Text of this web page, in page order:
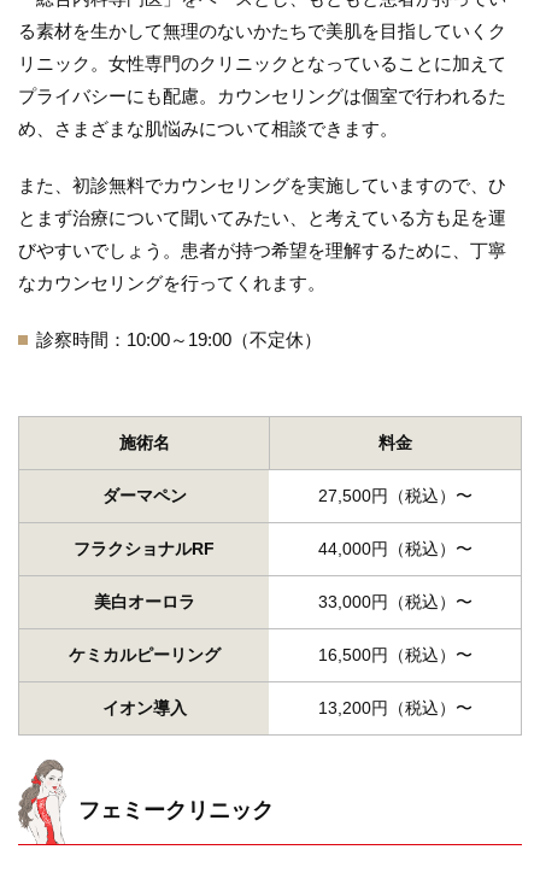
る素材を生かして無理のないかたちで美肌を目指していくク
リニック。女性専門のクリニックとなっていることに加えて
プライバシーにも配慮。カウンセリングは個室で行われるた
め、さまざまな肌悩みについて相談できます。
また、初診無料でカウンセリングを実施していますので、ひ
とまず治療について聞いてみたい、と考えている方も足を運
びやすいでしょう。患者が持つ希望を理解するために、丁寧
なカウンセリングを行ってくれます。
診察時間：10:00～19:00（不定休）
施術名 料金
ダーマペン 27,500円（税込）〜
フラクショナルRF 44,000円（税込）〜
美白オーロラ 33,000円（税込）〜
ケミカルピーリング 16,500円（税込）〜
イオン導入 13,200円（税込）〜
フェミークリニック